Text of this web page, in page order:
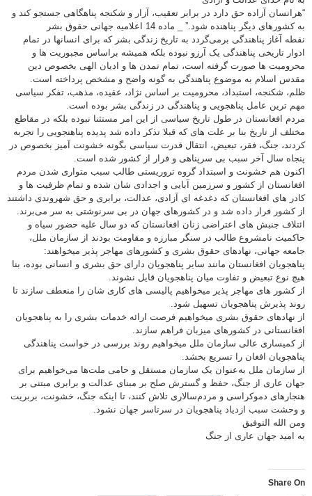
“هرانسان آزاده حق دارد در برابر تعقیب، آزار و شکنجه پناهگاهی جستجو کند و
به کشورهای دیگر پناهنده شود.” _ ماده 14 اعلامیه جهانی حقوق بشر
نقطه آغاز پناهندگی برمی‌گردد به تاریخ زندگی بشر که برای انسانها در تمام
ادوار تاریخی پناهندگی یک آرزو نبوده بلکه همیشه براساس مجبوریت ها و
محرومیت ها صورت گرفته است، تمام تمدن ها و ادیان الهی بخصوص دین
مقدس اسلام به موضوع پناهندگی به گونه واضح و مشخص پرداخته است.
ظلم، شکنجه، استبداد، محرومیت بر اساس نژاد، عقیده، مذهب، تفکر سیاسی
مهم ترین عامل پناهجویی و پناهندگی در زندگی بشر بوده است.
مردم افغانستان در طول تاریخ سیاسی از این امر مستثنا نبوده بلکه در مقاطع
مختلف از تاریخ بنا بر علت های که قبلا تذکر داده شد پدیده پناهنجویی را تجربه
کردند، جنگ، فقر، تبعیض، انتقال قدرت سیاسی بگونه خشونت آمیز بخصوص در
پنجاه سال آخر سبب بی سرپناهی و فرار از کشور شده است.
اکنون هم خشونت و اسبتداد گروه تروریستی طالب سبب متواری شدن مردم
افغانستان از کشور و سرزمین آبایی و اجدادی شان شده و تمام ظرفیت ها و
کادر های افغانستان که دغدغه ای آزادی، عدالت، برابری و حق شهروندی داشتند
از کشور فرار داده شد و در کشورهای جهان در بی سرنوشتی به سر می‌برند.
ائتلاف جنبش های اعتراضی زنان افغانستان که دو سال علیه حضور سیاه و
حاکمیت نامشروع طالب در سنگر مبارزه و مقاومت بودند از سازمان ملل،
جامعه جهانی، نهادهای حقوق بشری و کشورهای مهاجر پذیر میخواهند:
پناهجویان افغانستان مانند سایر پناهجویان دارای حق بشری و انسانی بوده، بنا
هیچ نوع تبعیض و تفاوت میان پناهجویان قایل نشوند.
از کشور های مهاجر پذیر میخواهیم پالیسی های کاری شان را منعطف سازند تا
روند پذیرش پناهجویان تسهیل شود.
از نهادهای حقوق بشری میخواهیم فرصت ارائه خدمات بشری را به پناهجویان
افغانستانی در کشورهای میزبان فراهم سازند.
از کمیساری عالی سازمان ملل میخواهیم روند بررسی در خواست پناهندگی
پناهجویان افغان را تسریع بخشد.
از سازمان ملل به‌عنوان یک سازمان مستقل و حامی ملت‌ها می‌خواهیم برای
جهان عاری از جنگ، حفظ و گسترش صلح بر مبنای عدالت و برابری مبتنی بر
هنجارهای دموکراسی و مردم‌سالاری تلاش کنند، تا اینکه جنگ، خشونت، بربریت
و وحشت سبب ازدیاد پناهجویان در سرتاسر جهان نشود.
ومن الله التوفیق
به امید جهان عاری از جنگ
Share On